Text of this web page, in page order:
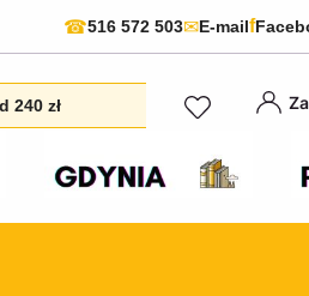
☎516 572 503✉E-mailf
240 zł